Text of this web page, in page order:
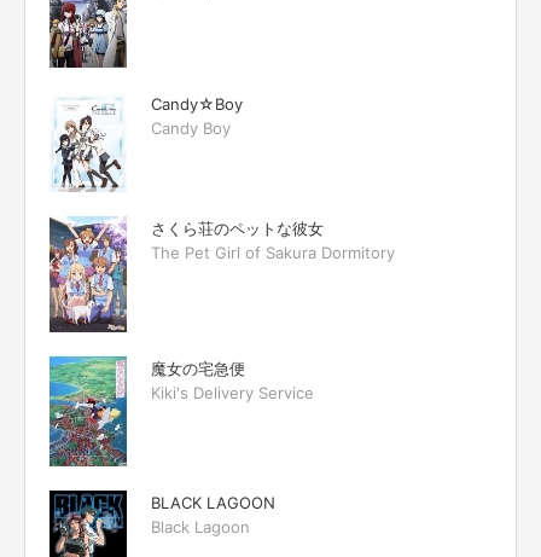
Candy☆Boy
Candy Boy
さくら荘のペットな彼女
The Pet Girl of Sakura Dormitory
魔女の宅急便
Kiki's Delivery Service
BLACK LAGOON
Black Lagoon